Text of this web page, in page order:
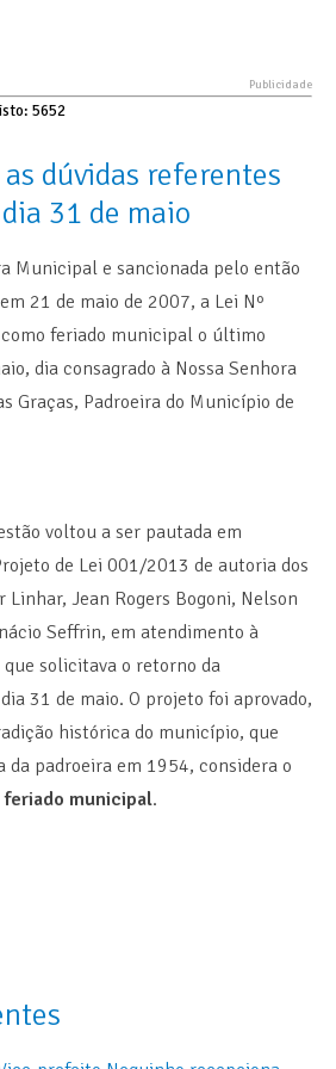
5652
dúvidas referentes
31 de maio
Municipal e sancionada pelo então
21 de maio de 2007, a Lei Nº
feriado municipal o último
dia consagrado à Nossa Senhora
Graças, Padroeira do Município de
voltou a ser pautada em
de Lei 001/2013 de autoria dos
Linhar, Jean Rogers Bogoni, Nelson
Seffrin, em atendimento à
solicitava o retorno da
31 de maio. O projeto foi aprovado,
histórica do município, que
da padroeira em 1954, considera o
feriado municipal.